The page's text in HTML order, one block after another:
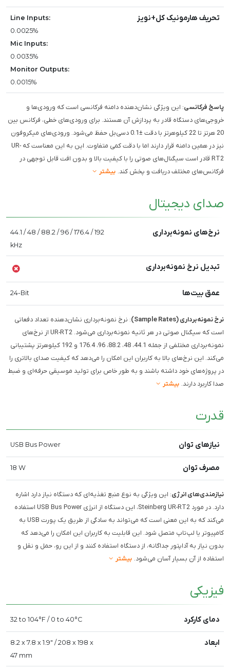
تحریف هارمونیک کل+نویز
Line Inputs:
0.0025%
Mic Inputs:
0.0035%
Monitor Outputs:
0.0015%
پاسخ فرکانسی: این ویژگی نشان‌دهنده دامنه فرکانسی است که ورودی‌ها و
خروجی‌های دستگاه قادر به پردازش آن هستند. برای ورودی‌های خطی، فرکانس بین
20 هرتز تا 22 کیلوهرتز با دقت ±0.1 دسی‌بل حفظ می‌شود. ورودی‌های میکروفون
نیز در همین دامنه قرار دارند اما با دقت کمی متفاوت. این به این معناست که UR-
RT2 قادر است سیگنال‌های صوتی را با کیفیت بالا و بدون افت قابل توجهی در
فرکانس‌های مختلف دریافت و پخش کند. بیشتر
صدای دیجیتال
نرخ‌های نمونه‌برداری
44.1 / 48 / 88.2 / 96 / 176.4 / 192
kHz
تبدیل نرخ نمونه‌برداری
عمق بیت‌ها 24-Bit
نرخ نمونه‌برداری (Sample Rates)
: نرخ نمونه‌برداری نشان‌دهنده تعداد دفعاتی
است که سیگنال صوتی در هر ثانیه نمونه‌برداری می‌شود. UR-RT2 از نرخ‌های
نمونه‌برداری مختلفی از جمله 44.1، 48، 88.2، 96، 176.4 و 192 کیلوهرتز پشتیبانی
می‌کند. این نرخ‌های بالا به کاربران این امکان را می‌دهد که کیفیت صدای بالاتری را
در پروژه‌های خود داشته باشند و به طور خاص برای تولید موسیقی حرفه‌ای و ضبط
صدا کاربرد دارند. بیشتر
قدرت
نیازهای توان USB Bus Power
مصرف توان 18 W
نیازمندی‌های انرژی: این ویژگی به نوع منبع تغذیه‌ای که دستگاه نیاز دارد اشاره
دارد. در مورد Steinberg UR-RT2، این دستگاه از انرژی USB Bus Power استفاده
می‌کند که به این معنی است که می‌تواند به سادگی از طریق یک پورت USB به
کامپیوتر یا لپ‌تاپ متصل شود. این قابلیت به کاربران این امکان را می‌دهد که
بدون نیاز به آداپتور جداگانه، از دستگاه استفاده کنند و از این رو، حمل و نقل و
استفاده از آن بسیار آسان می‌شود. بیشتر
فیزیکی
دمای کارکرد 32 to 104°F / 0 to 40°C
ابعاد
8.2 x 7.8 x 1.9" / 208 x 198 x
47 mm